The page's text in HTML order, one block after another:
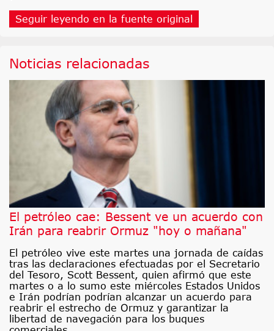
Seguir leyendo en la fuente original
Noticias relacionadas
El petróleo cae: Bessent ve un acuerdo con
Irán para reabrir Ormuz "hoy o mañana"
El petróleo vive este martes una jornada de caídas
tras las declaraciones efectuadas por el Secretario
del Tesoro, Scott Bessent, quien afirmó que este
martes o a lo sumo este miércoles Estados Unidos
e Irán podrían podrían alcanzar un acuerdo para
reabrir el estrecho de Ormuz y garantizar la
libertad de navegación para los buques